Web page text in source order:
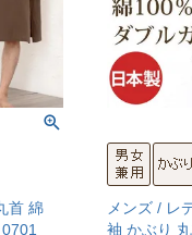
首 綿
メンズ / レ
袖 かぶり